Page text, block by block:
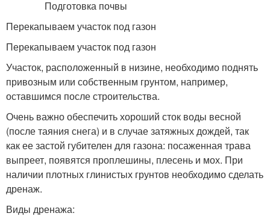
Перекапываем участок под газон
Перекапываем участок под газон
Участок, расположенный в низине, необходимо поднять
привозным или собственным грунтом, например,
оставшимся после строительства.
Очень важно обеспечить хороший сток воды весной
(после таяния снега) и в случае затяжных дождей, так
как ее застой губителен для газона: посаженная трава
выпреет, появятся проплешины, плесень и мох. При
наличии плотных глинистых грунтов необходимо сделать
дренаж.
Виды дренажа: